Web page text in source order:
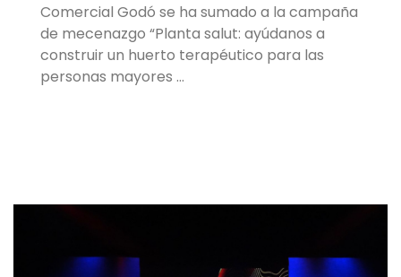
Comercial Godó se ha sumado a la campaña
de mecenazgo “Planta salut: ayúdanos a
construir un huerto terapéutico para las
personas mayores …